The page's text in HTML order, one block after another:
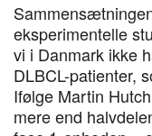
eksperimentelle
vi i Danmark ikke
DLBCL-patienter,
Ifølge Martin
mere end